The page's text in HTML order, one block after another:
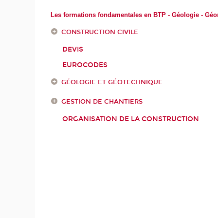
Les formations fondamentales en BTP - Géologie -
CONSTRUCTION CIVILE
DEVIS
EUROCODES
GÉOLOGIE ET GÉOTECHNIQUE
GESTION DE CHANTIERS
ORGANISATION DE LA CONSTRUCTION